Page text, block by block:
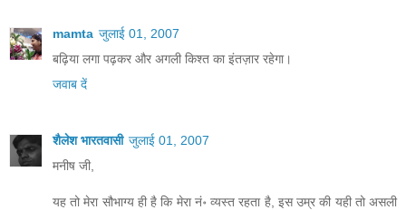
mamta जुलाई 01, 2007
बढ़िया लगा पढ़कर और अगली किश्त का इंतज़ार रहेगा।
जवाब दें
शैलेश भारतवासी जुलाई 01, 2007
मनीष जी,
यह तो मेरा सौभाग्य ही है कि मेरा नं॰ व्यस्त रहता है, इस उम्र की यही तो असली